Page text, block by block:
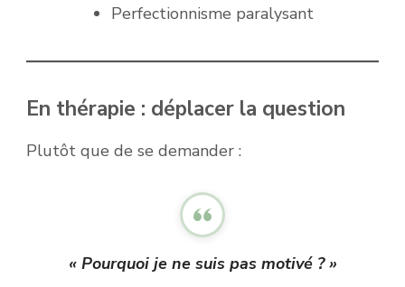
Perfectionnisme paralysant
En thérapie : déplacer la question
Plutôt que de se demander :
« Pourquoi je ne suis pas motivé ? »